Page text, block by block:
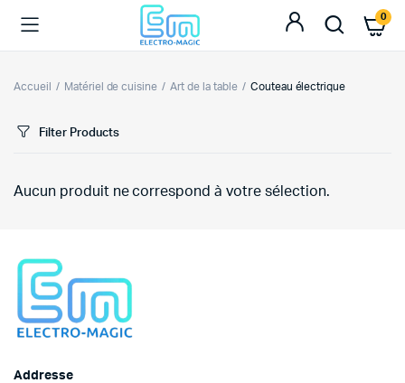
0
Accueil Matériel de cuisine Art de la table Couteau électrique
Filter Products
Aucun produit ne correspond à votre sélection.
Addresse